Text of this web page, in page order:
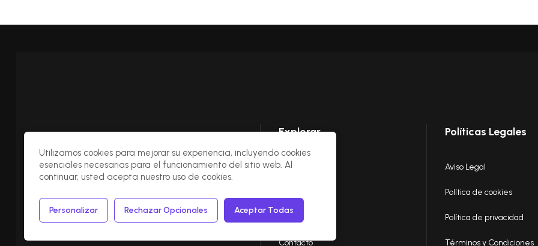
Redes Sociales
Explorar
Home
Insights
Contacto
Políticas Legales
Aviso Legal
Política de cookies
Política de privacidad
Términos y Condiciones
Utilizamos cookies para mejorar su experiencia, incluyendo cookies
esenciales necesarias para el funcionamiento del sitio web. Al
continuar, usted acepta nuestro uso de cookies.
Personalizar Rechazar Opcionales Aceptar Todas